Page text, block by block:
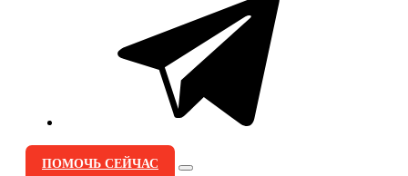
ПОМОЧЬ СЕЙЧАС